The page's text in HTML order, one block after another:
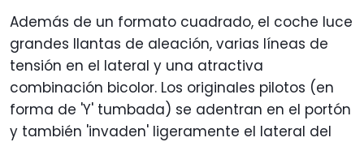
Además de un formato cuadrado, el coche luce
grandes llantas de aleación, varias líneas de
tensión en el lateral y una atractiva
combinación bicolor. Los originales pilotos (en
forma de 'Y' tumbada) se adentran en el portón
y también 'invaden' ligeramente el lateral del